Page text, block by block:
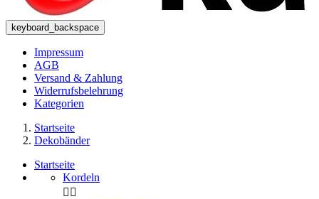
keyboard_backspace
Impressum
AGB
Versand & Zahlung
Widerrufsbelehrung
Kategorien
Startseite
Dekobänder
Startseite
Kordeln
 